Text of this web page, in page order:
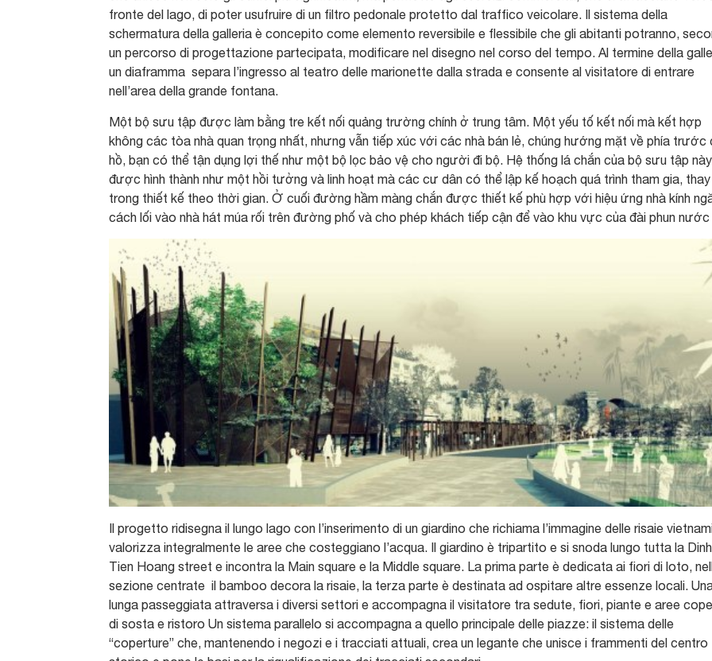
fronte del lago, di poter usufruire di un filtro pedonale protetto dal traffico veicolare. Il sistema della
schermatura della galleria è concepito come elemento reversibile e flessibile che gli abitanti potranno,
un percorso di progettazione partecipata, modificare nel disegno nel corso del tempo. Al termine della
un diaframma separa l’ingresso al teatro delle marionette dalla strada e consente al visitatore di entrare
nell’area della grande fontana.
Một bộ sưu tập được làm bằng tre kết nối quảng trường chính ở trung tâm. Một yếu tố kết nối mà kết hợp
không các tòa nhà quan trọng nhất, nhưng vẫn tiếp xúc với các nhà bán lẻ, chúng hướng mặt về phía trước
hồ, bạn có thể tận dụng lợi thế như một bộ lọc bảo vệ cho người đi bộ. Hệ thống lá chắn của bộ sưu tập này
được hình thành như một hồi tưởng và linh hoạt mà các cư dân có thể lập kế hoạch quá trình tham gia,
trong thiết kế theo thời gian. Ở cuối đường hầm màng chắn được thiết kế phù hợp với hiệu ứng nhà kính
cách lối vào nhà hát múa rối trên đường phố và cho phép khách tiếp cận để vào khu vực của đài phun nước
Il progetto ridisegna il lungo lago con l’inserimento di un giardino che richiama l’immagine delle risaie
valorizza integralmente le aree che costeggiano l’acqua. Il giardino è tripartito e si snoda lungo tutta la Dinh
Tien Hoang street e incontra la Main square e la Middle square. La prima parte è dedicata ai fiori di loto,
sezione centrate il bamboo decora la risaie, la terza parte è destinata ad ospitare altre essenze locali.
lunga passeggiata attraversa i diversi settori e accompagna il visitatore tra sedute, fiori, piante e aree
di sosta e ristoro Un sistema parallelo si accompagna a quello principale delle piazze: il sistema delle
“coperture” che, mantenendo i negozi e i tracciati attuali, crea un legante che unisce i frammenti del centro